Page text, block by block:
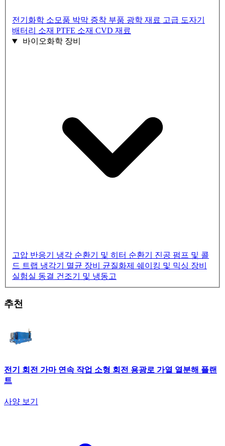
전기화학 소모품 박막 증착 부품 광학 재료 고급 도자기
배터리 소재 PTFE 소재 CVD 재료
바이오화학 장비
고압 반응기 냉각 순환기 및 히터 순환기 진공 펌프 및 콜
드 트랩 냉각기 멸균 장비 균질화제 쉐이킹 및 믹싱 장비
실험실 동결 건조기 및 냉동고
추천
전기 회전 가마 연속 작업 소형 회전 용광로 가열 열분해 플랜
트
사양 보기